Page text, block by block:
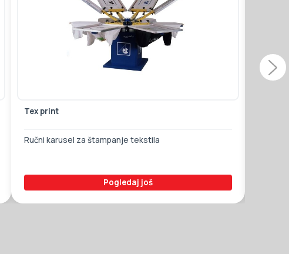
Tex print
Ručni karusel za štampanje tekstila
Pogledaj još